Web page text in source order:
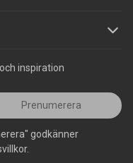
inspiration
Prenumerera
godkänner